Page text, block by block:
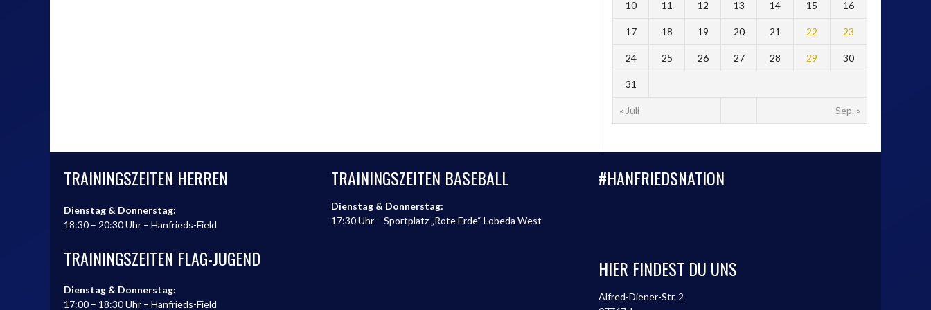
« Juli Sep. »
10 11 12 13 14 15 16
17 18 19 20 21 22 23
24 25 26 27 28 29 30
31
TRAININGSZEITEN HERREN
Dienstag & Donnerstag:
18:30 – 20:30 Uhr – Hanfrieds-Field
TRAININGSZEITEN FLAG-JUGEND
Dienstag & Donnerstag:
17:00 – 18:30 Uhr – Hanfrieds-Field
TRAININGSZEITEN BASEBALL
Dienstag & Donnerstag:
17:30 Uhr – Sportplatz „Rote Erde“ Lobeda West
#HANFRIEDSNATION
HIER FINDEST DU UNS
Alfred-Diener-Str. 2